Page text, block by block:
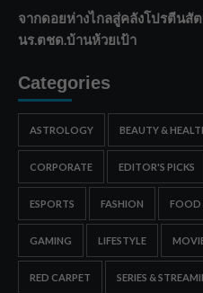
จากดอยห่างไกลสู่คลังโปรตีน
นร.ตชด.บ้านห้วยเป้า
Categories
ASTROLOGY BEAUTY &
CORPORATE EDITOR'S PICKS
ESPORTS FASHION FOOD
GAMING LIFESTYLE
RED CARPET SERIES &